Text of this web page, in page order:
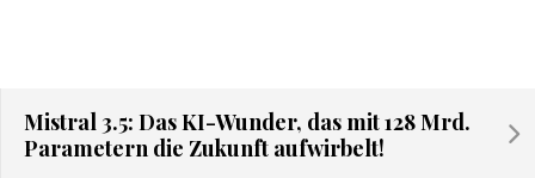
Mistral 3.5: Das KI-Wunder, das mit 128 Mrd.
Parametern die Zukunft aufwirbelt!